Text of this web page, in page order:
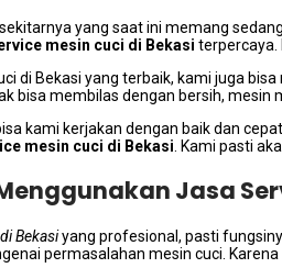
yang saat ini memang
mesin cuci di Bekasi terpercaya.
di Bekasi yang terbaik, kami juga
bisa membilas dengan bersih, mesin
kami kerjakan dengan baik dan
mesin cuci di Bekasi . Kami pasti
Jasa
Bekasiyang profesional, pasti
permasalahan mesin cuci.